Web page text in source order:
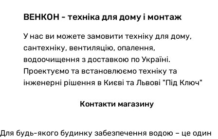
ВЕНКОН - техніка для дому і монтаж
У нас ви можете замовити техніку для дому,
сантехніку, вентиляцію, опалення,
водоочищення з доставкою по Україні.
Проектуємо та встановлюємо техніку та
інженерні рішення в Києві та Львові "Під Ключ"
Контакти магазину
Для будь-якого будинку забезпечення водою – це один